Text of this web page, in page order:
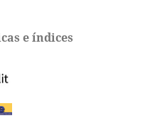
e índices